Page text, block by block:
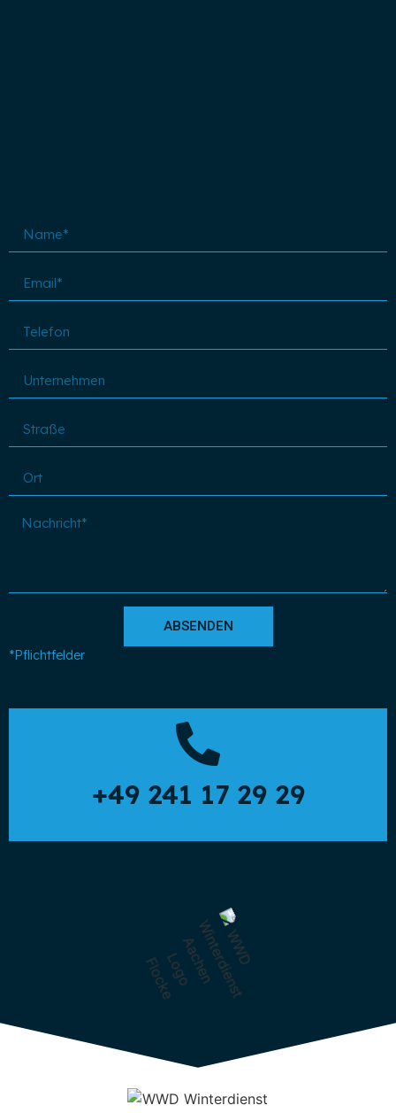
ABSENDEN
*Pflichtfelder
+49 241 17 29 29